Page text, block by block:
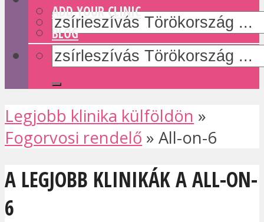
ADD YOUR CLINIC
BLOG
Legjobb klinika külföldön »
Fogorvosi rendelő » All-on-6
A LEGJOBB KLINIKÁK A ALL-ON-
6